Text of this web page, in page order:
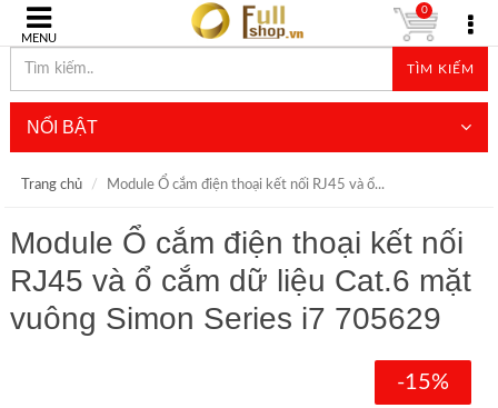
MENU
TÌM KIẾM
0
NỔI BẬT
Trang chủ Module Ổ cắm điện thoại kết nối RJ45 và ổ...
Module Ổ cắm điện thoại kết nối
RJ45 và ổ cắm dữ liệu Cat.6 mặt
vuông Simon Series i7 705629
-15%